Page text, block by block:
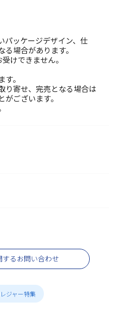
パッケージデザイン、仕
場合があります。
けできません。
。
り寄せ、完売となる場合は
がございます。
するお問い合わせ
ジャー特集